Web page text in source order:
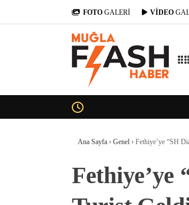
FOTO GALERİ VİDEO
Ana Sayfa › Genel › Fethiye’ye “SH
Fethiye’ye